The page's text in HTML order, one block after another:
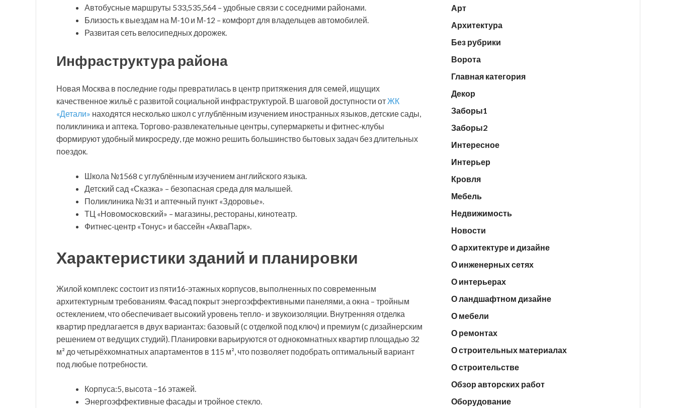
Автобусные маршруты 533,535,564 – удобные связи с соседними районами.
Близость к выездам на М-10 и М-12 – комфорт для владельцев автомобилей.
Развитая сеть велосипедных дорожек.
Инфраструктура района
Новая Москва в последние годы превратилась в центр притяжения для семей, ищущих
качественное жильё с развитой социальной инфраструктурой. В шаговой доступности отЖК
«Детали» находятся несколько школ с углублённым изучением иностранных языков, детские сады,
поликлиника и аптека. Торгово-развлекательные центры, супермаркеты и фитнес‑клубы
формируют удобный микросреду, где можно решить большинство бытовых задач без длительных
поездок.
Школа №1568 с углублённым изучением английского языка.
Детский сад «Сказка» – безопасная среда для малышей.
Поликлиника №31 и аптечный пункт «Здоровье».
ТЦ «Новомосковский» – магазины, рестораны, кинотеатр.
Фитнес‑центр «Тонус» и бассейн «АкваПарк».
Характеристики зданий и планировки
Жилой комплекс состоит из пяти16‑этажных корпусов, выполненных по современным
архитектурным требованиям. Фасад покрыт энергоэффективными панелями, а окна – тройным
остеклением, что обеспечивает высокий уровень тепло- и звукоизоляции. Внутренняя отделка
квартир предлагается в двух вариантах: базовый (с отделкой под ключ) и премиум (с дизайнерским
решением от ведущих студий). Планировки варьируются от однокомнатных квартир площадью 32
м² до четырёхкомнатных апартаментов в 115 м², что позволяет подобрать оптимальный вариант
под любые потребности.
Корпуса:5, высота –16 этажей.
Энергоэффективные фасады и тройное стекло.
Арт
Архитектура
Без рубрики
Ворота
Главная категория
Декор
Заборы1
Заборы2
Интересное
Интерьер
Кровля
Мебель
Недвижимость
Новости
О архитектуре и дизайне
О инженерных сетях
О интерьерах
О ландшафтном дизайне
О мебели
О ремонтах
О строительных материалах
О строительстве
Обзор авторских работ
Оборудование